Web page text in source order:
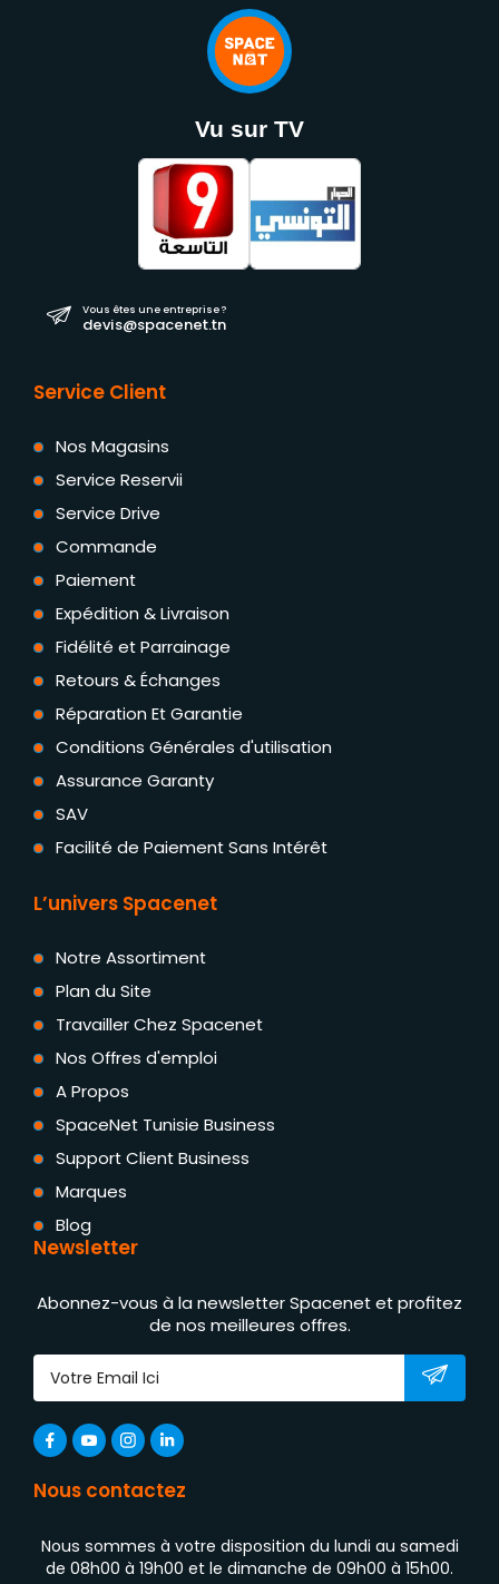
Vu sur TV
Vous êtes une entreprise ?
devis@spacenet.tn
Service Client
Nos Magasins
Service Reservii
Service Drive
Commande
Paiement
Expédition & Livraison
Fidélité et Parrainage
Retours & Échanges
Réparation Et Garantie
Conditions Générales d'utilisation
Assurance Garanty
SAV
Facilité de Paiement Sans Intérêt
L’univers Spacenet
Notre Assortiment
Plan du Site
Travailler Chez Spacenet
Nos Offres d'emploi
A Propos
SpaceNet Tunisie Business
Support Client Business
Marques
Blog
Newsletter
Abonnez-vous à la newsletter Spacenet et profitez
de nos meilleures offres.
Nous contactez
Nous sommes à votre disposition du lundi au samedi
de 08h00 à 19h00 et le dimanche de 09h00 à 15h00.